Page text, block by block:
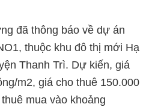
đã thông báo về dự án
thuộc khu đô thị mới Hạ
Thanh Trì. Dự kiến, giá
m2, giá cho thuê 150.000
mua vào khoảng